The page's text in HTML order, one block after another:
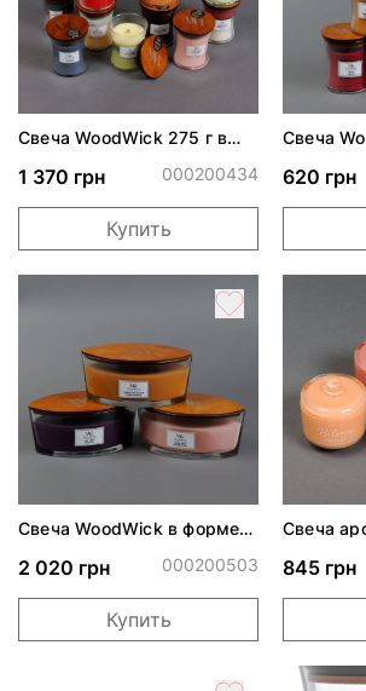
Свеча WoodWick 275 г в
1 370 грн 000200434
Купить
Свеча
620 грн
Свеча WoodWick в форме
2 020 грн 000200503
Купить
Свеча
845 грн